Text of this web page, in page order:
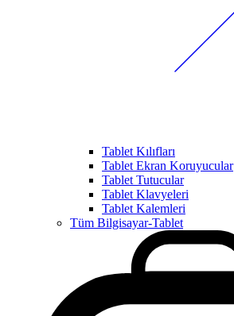
Tablet Kılıfları
Tablet Ekran Koruyucular
Tablet Tutucular
Tablet Klavyeleri
Tablet Kalemleri
Tüm Bilgisayar-Tablet